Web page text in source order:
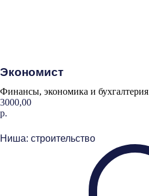
Экономист
Финансы, экономика и бухгалтерия
3000,00
р.
Ниша: строительство